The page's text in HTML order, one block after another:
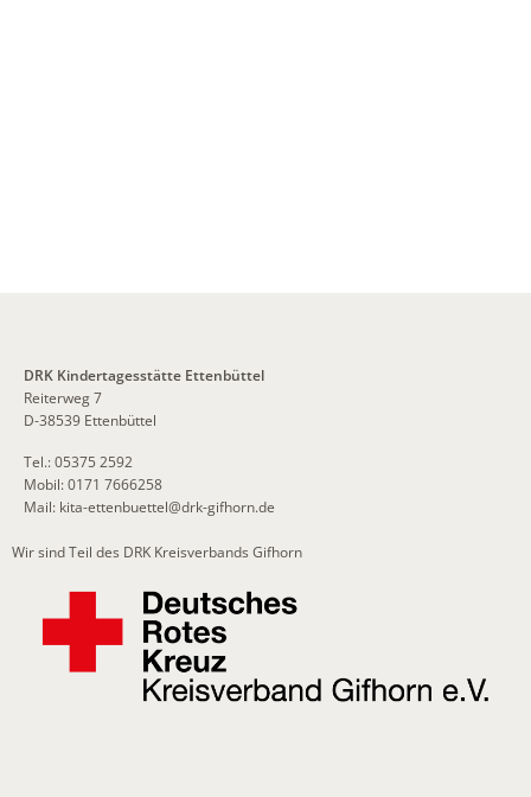
DRK Kindertagesstätte Ettenbüttel
Reiterweg 7
D-38539 Ettenbüttel
Tel.: 05375 2592
Mobil: 0171 7666258
Mail: kita-ettenbuettel@drk-gifhorn.de
Wir sind Teil des DRK Kreisverbands Gifhorn